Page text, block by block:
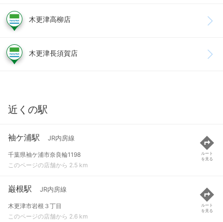
木更津高柳店
木更津長須賀店
近くの駅
袖ケ浦駅 JR内房線
千葉県袖ケ浦市奈良輪1198
このページの店舗から 2.5 km
ルート
を見る
巌根駅 JR内房線
木更津市岩根３丁目
このページの店舗から 2.6 km
ルート
を見る